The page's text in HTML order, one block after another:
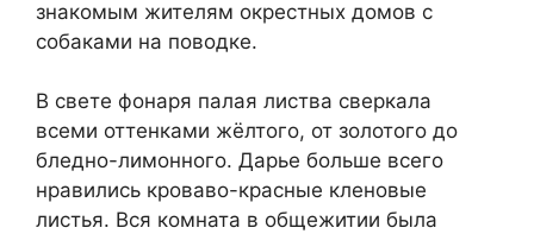
знакомым жителям окрестных домов с
собаками на поводке.
В свете фонаря палая листва сверкала
всеми оттенками жёлтого, от золотого до
бледно-лимонного. Дарье больше всего
нравились кроваво-красные кленовые
листья. Вся комната в общежитии была